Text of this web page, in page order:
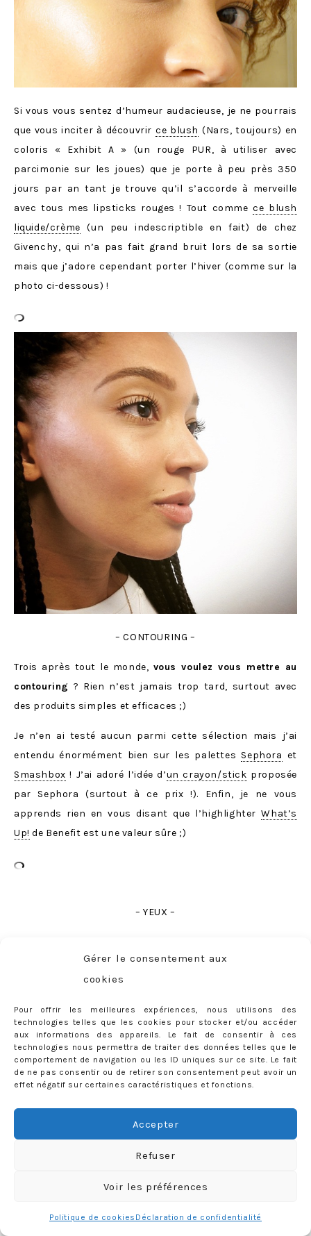
Gérer le consentement aux
cookies
Pour offrir les meilleures expériences, nous utilisons des
technologies telles que les cookies pour stocker et/ou accéder
aux informations des appareils. Le fait de consentir à ces
technologies nous permettra de traiter des données telles que le
comportement de navigation ou les ID uniques sur ce site. Le fait
de ne pas consentir ou de retirer son consentement peut avoir un
effet négatif sur certaines caractéristiques et fonctions.
Accepter
Refuser
Voir les préférences
Politique de cookies Déclaration de confidentialité
Si vous vous sentez d’humeur audacieuse, je ne pourrais
que vous inciter à découvrir ce blush (Nars, toujours) en
coloris « Exhibit A » (un rouge PUR, à utiliser avec
parcimonie sur les joues) que je porte à peu près 350
jours par an tant je trouve qu’il s’accorde à merveille
avec tous mes lipsticks rouges ! Tout commece blush
liquide/crème (un peu indescriptible en fait) de chez
Givenchy, qui n’a pas fait grand bruit lors de sa sortie
mais que j’adore cependant porter l’hiver (comme sur la
photo ci-dessous) !
– CONTOURING –
Trois après tout le monde, vous voulez vous mettre au
contouring ? Rien n’est jamais trop tard, surtout avec
des produits simples et efficaces ;)
Je n’en ai testé aucun parmi cette sélection mais j’ai
entendu énormément bien sur les palettes Sephora et
Smashbox ! J’ai adoré l’idée d’un crayon/stick proposée
par Sephora (surtout à ce prix !). Enfin, je ne vous
apprends rien en vous disant que l’highlighterWhat’s
Up! de Benefit est une valeur sûre ;)
– YEUX –
hyper pigmenté absolument sensationnel sur
mes yeux depuis que je suis blonde (je l’ai pris dans
paupière stick Nars qui sublimera tous les regards en
« Hollywoodland », cemascara YSLque j’ai eu le plaisir de
tester et que je me tâte à acheter en marron (mon Dieu
que j’adore ce tube doré/brossé…) et, enfin, cettejolie